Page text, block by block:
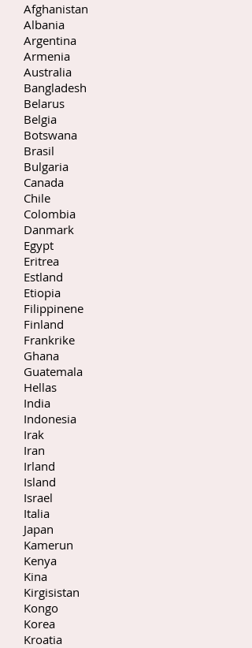
Afghanistan
Albania
Argentina
Armenia
Australia
Bangladesh
Belarus
Belgia
Botswana
Brasil
Bulgaria
Canada
Chile
Colombia
Danmark
Egypt
Eritrea
Estland
Etiopia
Filippinene
Finland
Frankrike
Ghana
Guatemala
Hellas
India
Indonesia
Irak
Iran
Irland
Island
Israel
Italia
Japan
Kamerun
Kenya
Kina
Kirgisistan
Kongo
Korea
Kroatia